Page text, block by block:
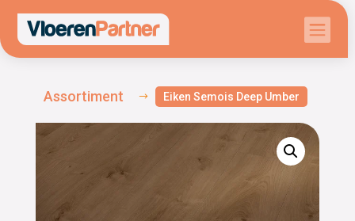

Assortiment $ Eiken Semois Deep Umber